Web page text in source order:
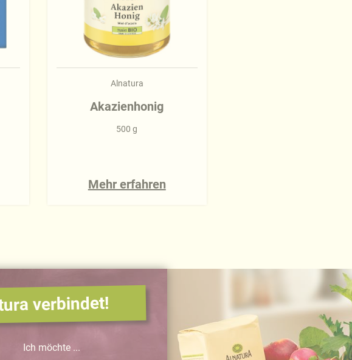
Alnatura
Akazienhonig
500 g
Mehr erfahren
verbindet!
Ich möchte ...